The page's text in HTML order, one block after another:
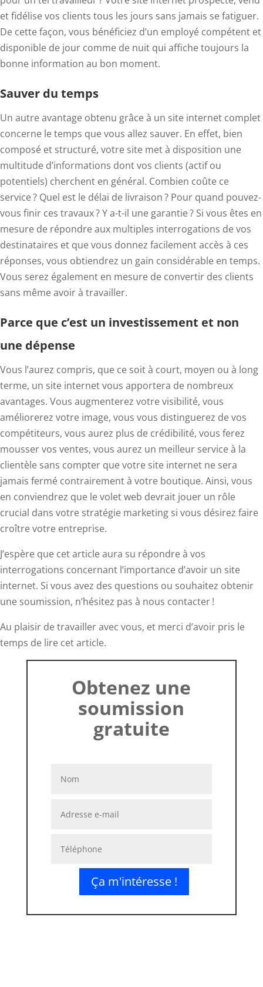
et fidélise vos clients tous les jours sans jamais se fatiguer.
De cette façon, vous bénéficiez d’un employé compétent et
disponible de jour comme de nuit qui affiche toujours la
bonne information au bon moment.
Sauver du temps
Un autre avantage obtenu grâce à un site internet complet
concerne le temps que vous allez sauver. En effet, bien
composé et structuré, votre site met à disposition une
multitude d’informations dont vos clients (actif ou
potentiels) cherchent en général. Combien coûte ce
service ? Quel est le délai de livraison ? Pour quand pouvez-
vous finir ces travaux ? Y a-t-il une garantie ? Si vous êtes en
mesure de répondre aux multiples interrogations de vos
destinataires et que vous donnez facilement accès à ces
réponses, vous obtiendrez un gain considérable en temps.
Vous serez également en mesure de convertir des clients
sans même avoir à travailler.
Parce que c’est un investissement et non
une dépense
Vous l’aurez compris, que ce soit à court, moyen ou à long
terme, un site internet vous apportera de nombreux
avantages. Vous augmenterez votre visibilité, vous
améliorerez votre image, vous vous distinguerez de vos
compétiteurs, vous aurez plus de crédibilité, vous ferez
mousser vos ventes, vous aurez un meilleur service à la
clientèle sans compter que votre site internet ne sera
jamais fermé contrairement à votre boutique. Ainsi, vous
en conviendrez que le volet web devrait jouer un rôle
crucial dans votre stratégie marketing si vous désirez faire
croître votre entreprise.
J’espère que cet article aura su répondre à vos
interrogations concernant l’importance d’avoir un site
internet. Si vous avez des questions ou souhaitez obtenir
une soumission, n’hésitez pas à nous contacter !
Au plaisir de travailler avec vous, et merci d’avoir pris le
temps de lire cet article.
Obtenez une
soumission
gratuite
Ça m'intéresse !